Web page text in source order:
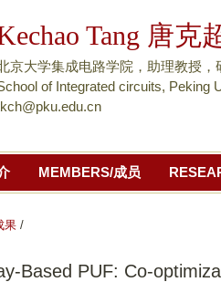
转
到
页
主
要
分
Tang 唐克
京大学集成电路学院，助理教授
of Integrated circuits, Peking
MEMBERS/成员
果 /
Based PUF: Co-